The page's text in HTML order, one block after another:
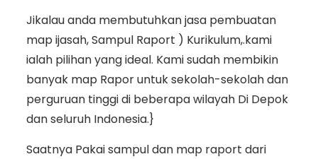
Jikalau anda membutuhkan jasa pembuatan
map ijasah, Sampul Raport ) Kurikulum,.kami
ialah pilihan yang ideal. Kami sudah membikin
banyak map Rapor untuk sekolah-sekolah dan
perguruan tinggi di beberapa wilayah Di Depok
dan seluruh Indonesia.}
Saatnya Pakai sampul dan map raport dari